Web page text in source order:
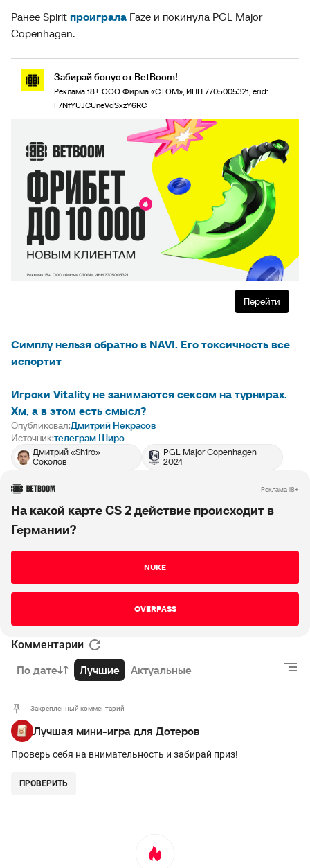
Ранее Spirit проиграла Faze и покинула PGL Major
Copenhagen.
Забирай бонус от BetBoom!
Реклама 18+ ООО Фирма «СТОМ», ИНН 7705005321, erid:
F7NfYUJCUneVdSxzY6RC
Перейти
Симплу нельзя обратно в NAVI. Его токсичность все
испортит
Игроки Vitality не занимаются сексом на турнирах.
Хм, а в этом есть смысл?
Опубликовал:Дмитрий Некрасов
Источник:телеграм Широ
Дмитрий «Sh1ro»
Соколов
PGL Major Copenhagen
2024
Реклама 18+
На какой карте CS 2 действие происходит в
Германии?
NUKE
OVERPASS
Комментарии
По дате Лучшие Актуальные
Закрепленный комментарий
Лучшая мини-игра для Дотеров
Проверь себя на внимательность и забирай приз!
ПРОВЕРИТЬ